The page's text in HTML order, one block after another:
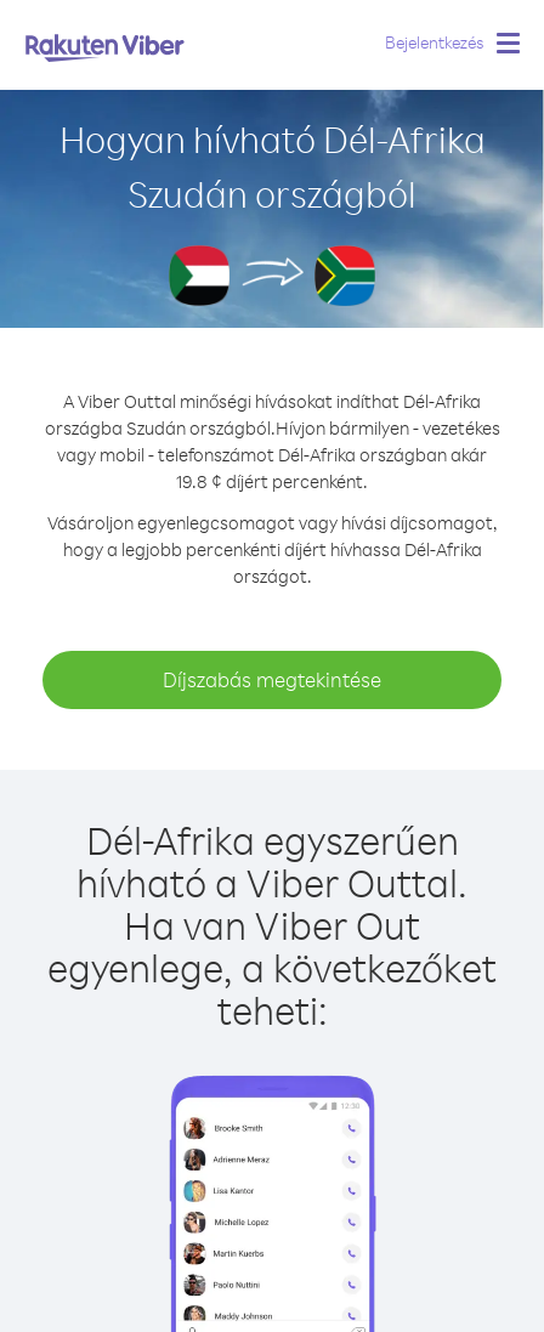
Bejelentkezés
Hogyan hívható Dél-Afrika
Szudán országból
A Viber Outtal minőségi hívásokat indíthat Dél-Afrika
országba Szudán országból.Hívjon bármilyen - vezetékes
vagy mobil - telefonszámot Dél-Afrika országban akár
19.8 ¢ díjért percenként.
Vásároljon egyenlegcsomagot vagy hívási díjcsomagot,
hogy a legjobb percenkénti díjért hívhassa Dél-Afrika
országot.
Díjszabás megtekintése
Dél-Afrika egyszerűen
hívható a Viber Outtal.
Ha van Viber Out
egyenlege, a következőket
teheti: